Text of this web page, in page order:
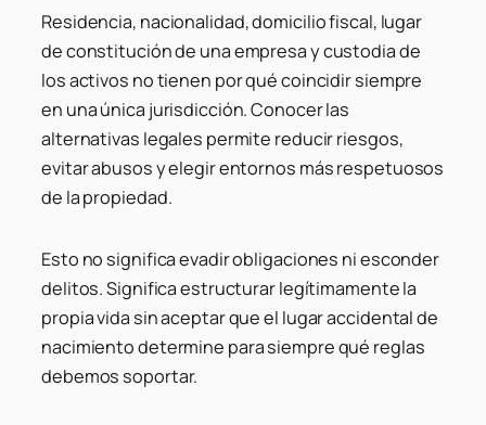
Residencia, nacionalidad, domicilio fiscal, lugar
de constitución de una empresa y custodia de
los activos no tienen por qué coincidir siempre
en una única jurisdicción. Conocer las
alternativas legales permite reducir riesgos,
evitar abusos y elegir entornos más respetuosos
de la propiedad.
Esto no significa evadir obligaciones ni esconder
delitos. Significa estructurar legítimamente la
propia vida sin aceptar que el lugar accidental de
nacimiento determine para siempre qué reglas
debemos soportar.